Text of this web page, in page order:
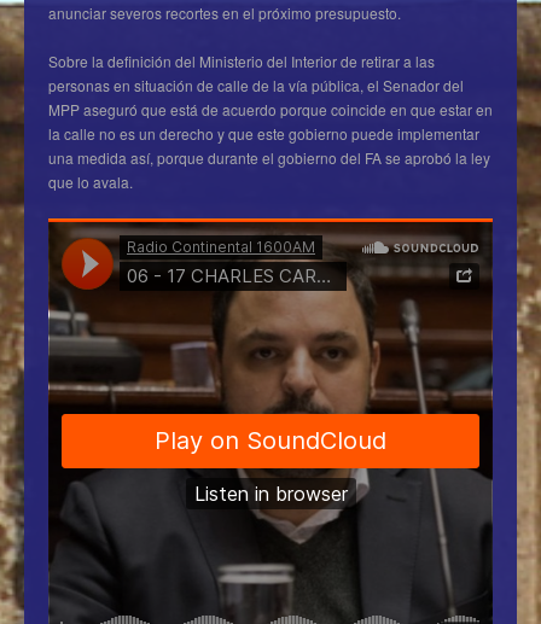
anunciar severos recortes en el próximo presupuesto.
Sobre la definición del Ministerio del Interior de retirar a las
personas en situación de calle de la vía pública, el Senador del
MPP aseguró que está de acuerdo porque coincide en que estar en
la calle no es un derecho y que este gobierno puede implementar
una medida así, porque durante el gobierno del FA se aprobó la ley
que lo avala.